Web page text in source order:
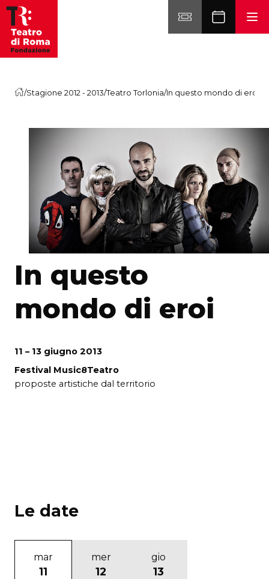
Vai al contenuto
/Stagione 2012 - 2013/Teatro Torlonia/In questo mondo di eroi
In questo
mondo di eroi
11 – 13 giugno 2013
Festival Music8Teatro
proposte artistiche dal territorio
Le date
mar
11
mer
12
gio
13